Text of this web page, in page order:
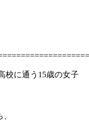
校に通う15歳の女子